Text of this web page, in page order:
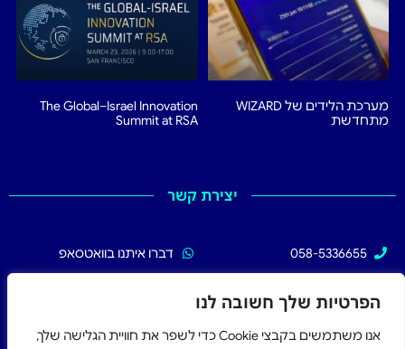
הפרטיות שלך חשובה לנו
אנו משתמשים בקבצי Cookie כדי לשפר את חוויית הגלישה שלך,
מערכת הלידים של WIZARD
מתחדשת
The Global–Israel Innovation
Summit at RSA
יצירת קשר
058-5336655
דברו איתנו בוואטסאפ